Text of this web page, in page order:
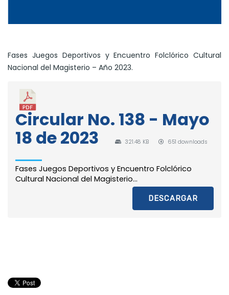
Fases Juegos Deportivos y Encuentro Folclórico Cultural
Nacional del Magisterio – Año 2023.
Circular No. 138 - Mayo
18 de 2023
321.48 KB 651 downloads
Fases Juegos Deportivos y Encuentro Folclórico
Cultural Nacional del Magisterio...
DESCARGAR